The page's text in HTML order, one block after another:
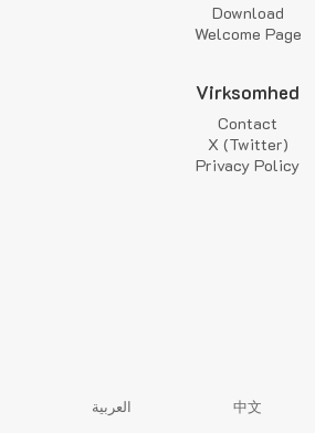
Download
Welcome Page
Virksomhed
Contact
X (Twitter)
Privacy Policy
العربية 中文